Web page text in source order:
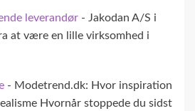
leverandør - Jakodan A/S i
at være en lille virksomhed i
- Modetrend.dk: Hvor inspiration
Hvornår stoppede du sidst